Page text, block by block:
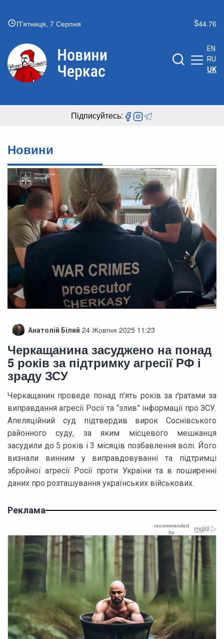
П’ятниця, 7 Серпня 44.76
EN
RU
UK
Підписуйтесь:
Новини
Анатолій Білий 24 Жовтня 2025 11:23
Черкащанина засуджено на понад
5 років за підтримку агресії РФ і
зраду ЗСУ
Черкащанин проведе понад п’ять років за ґратами за
виправдання агресії Росії та “злив” інформації про ЗСУ.
Апеляційний суд підтвердив вирок Соснівського
районного суду, за яким місцевого мешканця
засудили до 5 років і 3 місяців позбавлення волі. Його
визнали винним у виправдовуванні та підтримці
збройної агресії Росії проти України та в поширенні
даних про розташування українських військових.
Реклама